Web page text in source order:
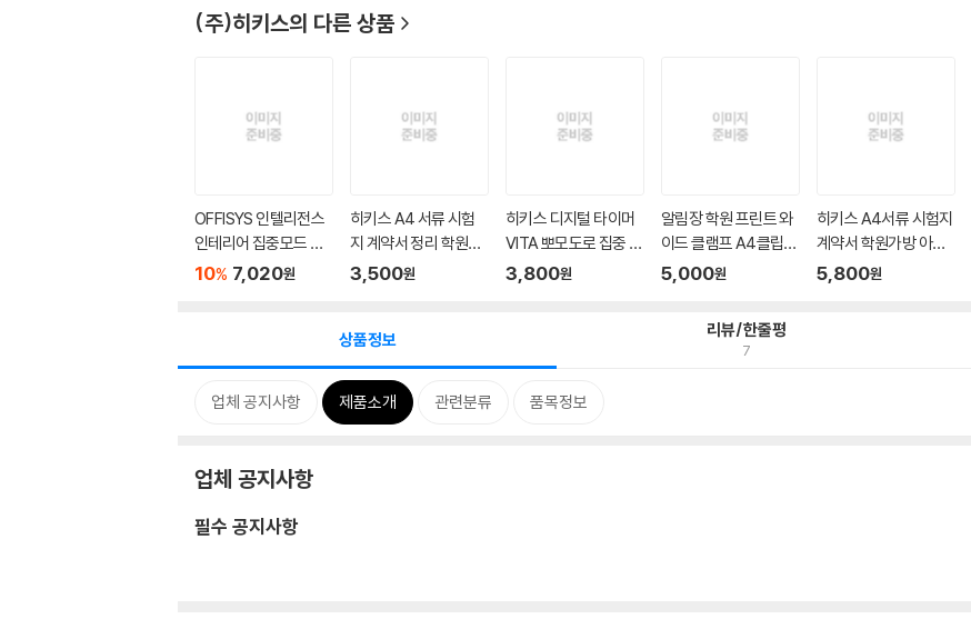
(주)히키스의 다른 상품
OFFISYS 인텔리전스
인테리어 집중모드 투
명 책...
10% 7,020원
히키스 A4 서류 시험
지 계약서 정리 학원가
방 아...
3,500원
히키스 디지털 타이머
VITA 뽀모도로 집중 무
소...
3,800원
알림장 학원 프린트 와
이드 클램프 A4클립보
드 ...
5,000원
히키스 A4서류 시험지
계약서 학원가방 아코
디언...
5,800원
상품정보 리뷰/한줄평
7
업체 공지사항 제품소개 관련분류 품목정보
업체 공지사항
필수 공지사항